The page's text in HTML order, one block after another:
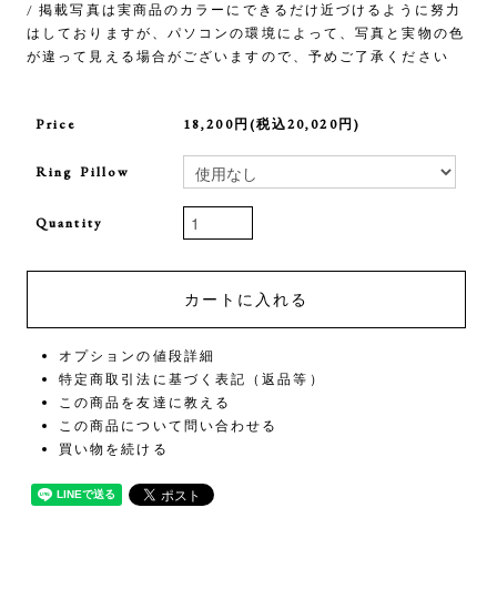
/ 掲載写真は実商品のカラーにできるだけ近づけるように努力
はしておりますが、パソコンの環境によって、写真と実物の色
が違って見える場合がございますので、予めご了承ください
Price 18,200円(税込20,020円)
Ring Pillow
Quantity
オプションの値段詳細
特定商取引法に基づく表記（返品等）
この商品を友達に教える
この商品について問い合わせる
買い物を続ける